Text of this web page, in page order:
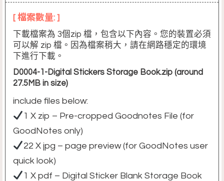
[ 檔案數量: ]
下載檔案為 3個zip 檔，包含以下內容。您的裝置必須
可以解 zip 檔。因為檔案稍大，請在網路穩定的環境
下進行下載。
D0004-1-Digital Stickers Storage Book.zip (around
27.5MB in size)
include files below:
1 X zip – Pre-cropped Goodnotes File (for
GoodNotes only)
22 X jpg – page preview (for GoodNotes user
quick look)
1 X pdf – Digital Sticker Blank Storage Book